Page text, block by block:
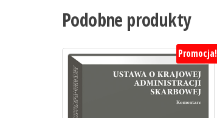
Podobne produkty
Promocja!